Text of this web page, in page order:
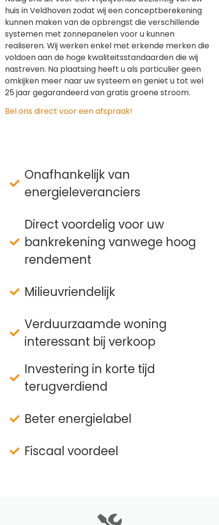
huis in Veldhoven zodat wij een conceptberekening
kunnen maken van de opbrengst die verschillende
systemen met zonnepanelen voor u kunnen
realiseren. Wij werken enkel met erkende merken die
voldoen aan de hoge kwaliteitsstandaarden die wij
nastreven. Na plaatsing heeft u als particulier geen
omkijken meer naar uw systeem en geniet u tot wel
25 jaar gegarandeerd van gratis groene stroom.
Bel ons direct voor een afspraak!
Onafhankelijk van
energieleveranciers
Direct voordelig voor uw
bankrekening vanwege hoog
rendement
Milieuvriendelijk
Verduurzaamde woning
interessant bij verkoop
Investering in korte tijd
terugverdiend
Beter energielabel
Fiscaal voordeel